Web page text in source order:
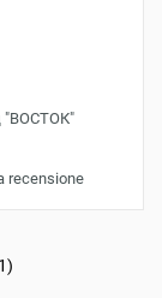
"ВОСТОК"
recensione